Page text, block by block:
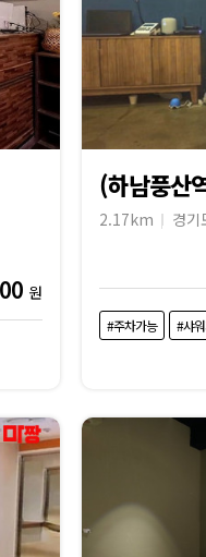
원
(하남풍산
2.17km 경기
#주차가능 #샤